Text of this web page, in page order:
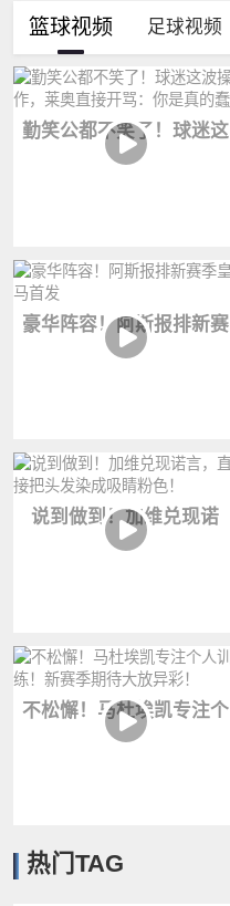
篮球视频 足球视频
勤笑公都不笑了！球迷这
豪华阵容！阿斯报排新赛
说到做到！加维兑现诺
不松懈！马杜埃凯专注个
热门TAG